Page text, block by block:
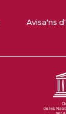
Avisa'ns